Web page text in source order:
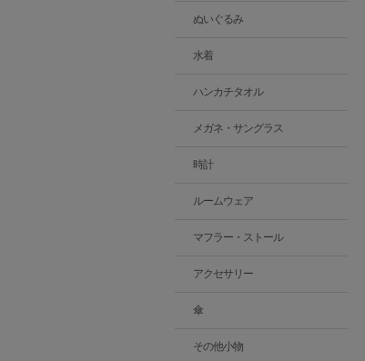
ぬいぐるみ
水着
ハンカチタオル
メガネ・サングラス
時計
ルームウェア
マフラー・ストール
アクセサリー
傘
その他小物